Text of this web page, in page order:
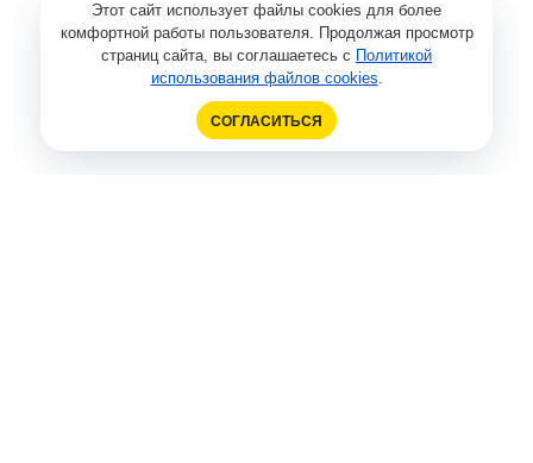
Этот сайт использует файлы cookies для более
комфортной работы пользователя. Продолжая просмотр
страниц сайта, вы соглашаетесь с Политикой
использования файлов cookies.
СОГЛАСИТЬСЯ